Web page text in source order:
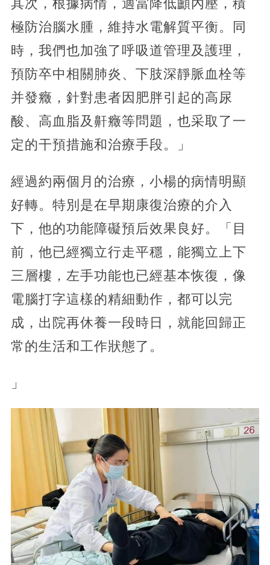
其次，根據病情，適當降低顱內壓，積
極防治腦水腫，維持水電解質平衡。同
時，我們也加強了呼吸道管理及護理，
預防卒中相關肺炎、下肢深靜脈血栓等
并發癥，針對患者因肥胖引起的高尿
酸、高血脂及鼾癥等問題，也采取了一
定的干預措施和治療手段。」
經過約兩個月的治療，小楊的病情明顯
好轉。特別是在早期康復治療的介入
下，他的功能障礙預后效果良好。「目
前，他已經獨立行走平穩，能獨立上下
三層樓，左手功能也已經基本恢復，像
電腦打字這樣的精細動作，都可以完
成，出院再休養一段時日，就能回歸正
常的生活和工作狀態了。
」